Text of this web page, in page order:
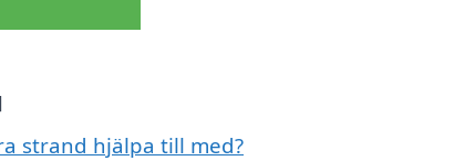
strand hjälpa till med?